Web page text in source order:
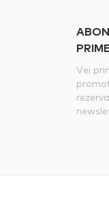
Vei